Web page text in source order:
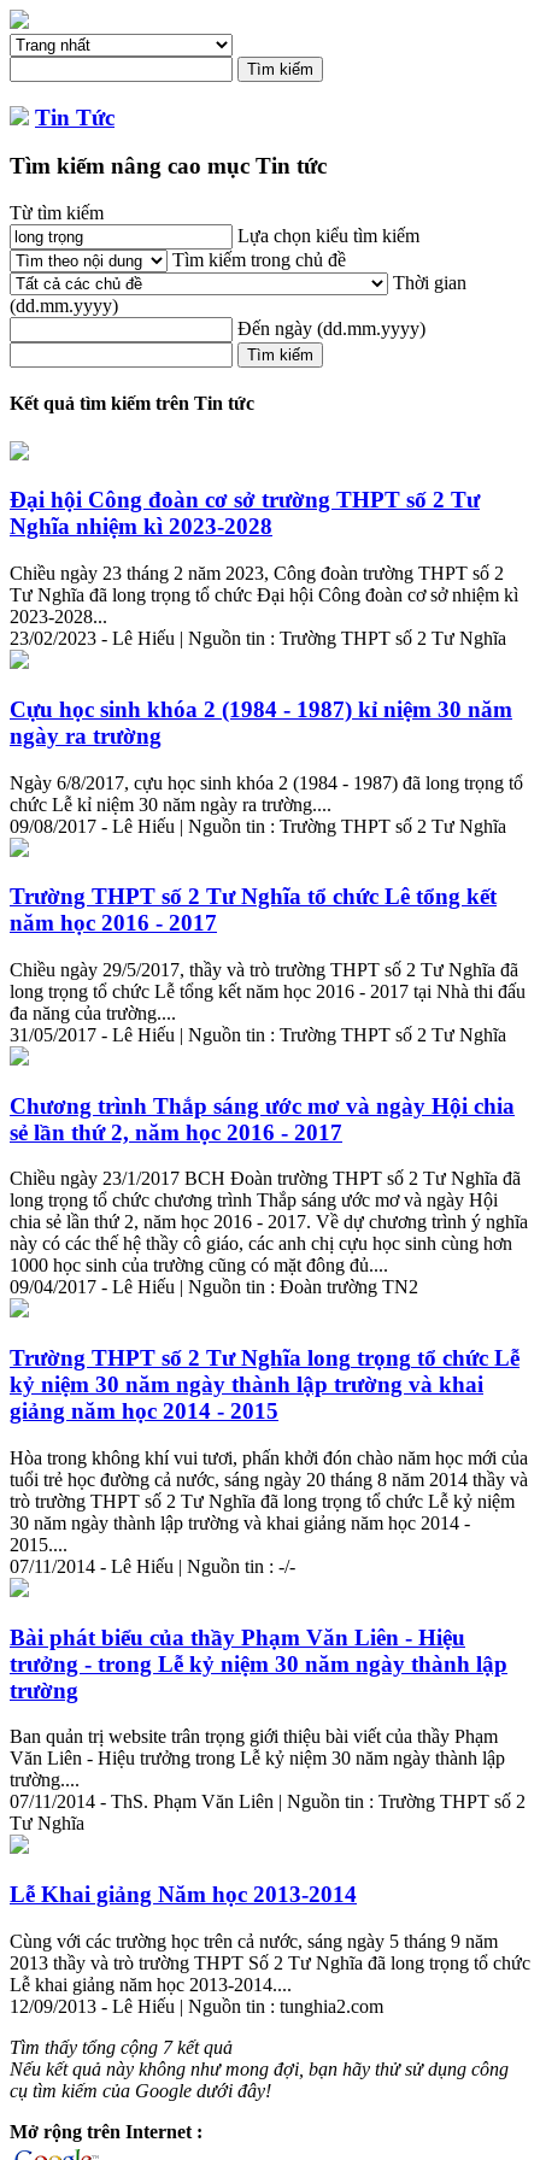
Tin Tức
Tìm kiếm nâng cao mục Tin tức
Từ tìm kiếm
Lựa chọn kiểu tìm kiếm
Tìm kiếm trong chủ đề
Thời gian
(dd.mm.yyyy)
Đến ngày (dd.mm.yyyy)
Kết quả tìm kiếm trên Tin tức
Đại hội Công đoàn cơ sở trường THPT số 2 Tư
Nghĩa nhiệm kì 2023-2028
Chiều ngày 23 tháng 2 năm 2023, Công đoàn trường THPT số 2
Tư Nghĩa đã long trọng tổ chức Đại hội Công đoàn cơ sở nhiệm kì
2023-2028...
23/02/2023 - Lê Hiếu | Nguồn tin : Trường THPT số 2 Tư Nghĩa
Cựu học sinh khóa 2 (1984 - 1987) kỉ niệm 30 năm
ngày ra trường
Ngày 6/8/2017, cựu học sinh khóa 2 (1984 - 1987) đã long trọng tổ
chức Lễ kỉ niệm 30 năm ngày ra trường....
09/08/2017 - Lê Hiếu | Nguồn tin : Trường THPT số 2 Tư Nghĩa
Trường THPT số 2 Tư Nghĩa tổ chức Lê tổng kết
năm học 2016 - 2017
Chiều ngày 29/5/2017, thầy và trò trường THPT số 2 Tư Nghĩa đã
long trọng tổ chức Lễ tổng kết năm học 2016 - 2017 tại Nhà thi đấu
đa năng của trường....
31/05/2017 - Lê Hiếu | Nguồn tin : Trường THPT số 2 Tư Nghĩa
Chương trình Thắp sáng ước mơ và ngày Hội chia
sẻ lần thứ 2, năm học 2016 - 2017
Chiều ngày 23/1/2017 BCH Đoàn trường THPT số 2 Tư Nghĩa đã
long trọng tổ chức chương trình Thắp sáng ước mơ và ngày Hội
chia sẻ lần thứ 2, năm học 2016 - 2017. Về dự chương trình ý nghĩa
này có các thế hệ thầy cô giáo, các anh chị cựu học sinh cùng hơn
1000 học sinh của trường cũng có mặt đông đủ....
09/04/2017 - Lê Hiếu | Nguồn tin : Đoàn trường TN2
Trường THPT số 2 Tư Nghĩa long trọng tổ chức Lễ
kỷ niệm 30 năm ngày thành lập trường và khai
giảng năm học 2014 - 2015
Hòa trong không khí vui tươi, phấn khởi đón chào năm học mới của
tuổi trẻ học đường cả nước, sáng ngày 20 tháng 8 năm 2014 thầy và
trò trường THPT số 2 Tư Nghĩa đã long trọng tổ chức Lễ kỷ niệm
30 năm ngày thành lập trường và khai giảng năm học 2014 -
2015....
07/11/2014 - Lê Hiếu | Nguồn tin : -/-
Bài phát biểu của thầy Phạm Văn Liên - Hiệu
trưởng - trong Lễ kỷ niệm 30 năm ngày thành lập
trường
Ban quản trị website trân trọng giới thiệu bài viết của thầy Phạm
Văn Liên - Hiệu trưởng trong Lễ kỷ niệm 30 năm ngày thành lập
trường....
07/11/2014 - ThS. Phạm Văn Liên | Nguồn tin : Trường THPT số 2
Tư Nghĩa
Lễ Khai giảng Năm học 2013-2014
Cùng với các trường học trên cả nước, sáng ngày 5 tháng 9 năm
2013 thầy và trò trường THPT Số 2 Tư Nghĩa đã long trọng tổ chức
Lễ khai giảng năm học 2013-2014....
12/09/2013 - Lê Hiếu | Nguồn tin : tunghia2.com
Tìm thấy tổng cộng 7 kết quả
Nếu kết quả này không như mong đợi, bạn hãy thử sử dụng công
cụ tìm kiếm của Google dưới đây!
Mở rộng trên Internet :